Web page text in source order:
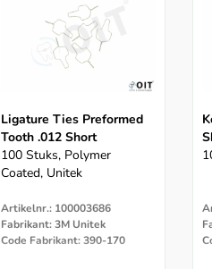
Ligature Ties Preformed
Tooth .012 Short
100 Stuks, Polymer
Coated, Unitek
Artikelnr.: 100003686
Fabrikant: 3M Unitek
Code Fabrikant: 390-170